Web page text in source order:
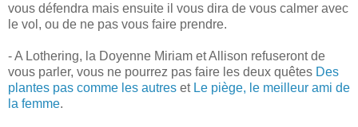
vous défendra mais ensuite il vous dira de vous calmer avec
le vol, ou de ne pas vous faire prendre.
- A Lothering, la Doyenne Miriam et Allison refuseront de
vous parler, vous ne pourrez pas faire les deux quêtes Des
plantes pas comme les autres et Le piège, le meilleur ami de
la femme.